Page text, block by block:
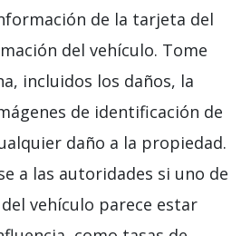
de la tarjeta del
del vehículo. Tome
incluidos los daños, la
de identificación de
daño a la propiedad.
a las autoridades si uno de
vehículo parece estar